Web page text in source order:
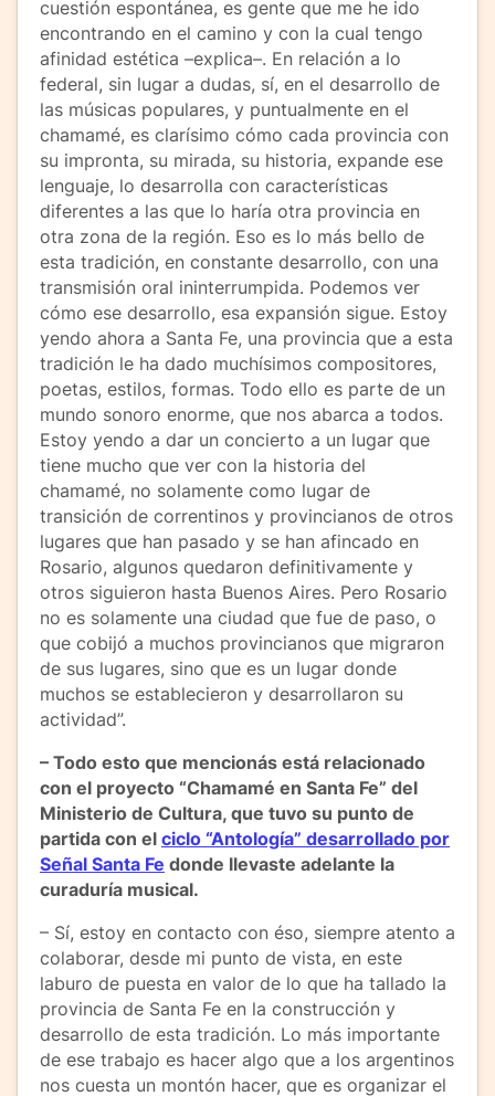
cuestión espontánea, es gente que me he ido
encontrando en el camino y con la cual tengo
afinidad estética –explica–. En relación a lo
federal, sin lugar a dudas, sí, en el desarrollo de
las músicas populares, y puntualmente en el
chamamé, es clarísimo cómo cada provincia con
su impronta, su mirada, su historia, expande ese
lenguaje, lo desarrolla con características
diferentes a las que lo haría otra provincia en
otra zona de la región. Eso es lo más bello de
esta tradición, en constante desarrollo, con una
transmisión oral ininterrumpida. Podemos ver
cómo ese desarrollo, esa expansión sigue. Estoy
yendo ahora a Santa Fe, una provincia que a esta
tradición le ha dado muchísimos compositores,
poetas, estilos, formas. Todo ello es parte de un
mundo sonoro enorme, que nos abarca a todos.
Estoy yendo a dar un concierto a un lugar que
tiene mucho que ver con la historia del
chamamé, no solamente como lugar de
transición de correntinos y provincianos de otros
lugares que han pasado y se han afincado en
Rosario, algunos quedaron definitivamente y
otros siguieron hasta Buenos Aires. Pero Rosario
no es solamente una ciudad que fue de paso, o
que cobijó a muchos provincianos que migraron
de sus lugares, sino que es un lugar donde
muchos se establecieron y desarrollaron su
actividad”.
– Todo esto que mencionás está relacionado
con el proyecto “Chamamé en Santa Fe” del
Ministerio de Cultura, que tuvo su punto de
partida con el ciclo “Antología” desarrollado por
Señal Santa Fe donde llevaste adelante la
curaduría musical.
– Sí, estoy en contacto con éso, siempre atento a
colaborar, desde mi punto de vista, en este
laburo de puesta en valor de lo que ha tallado la
provincia de Santa Fe en la construcción y
desarrollo de esta tradición. Lo más importante
de ese trabajo es hacer algo que a los argentinos
nos cuesta un montón hacer, que es organizar el